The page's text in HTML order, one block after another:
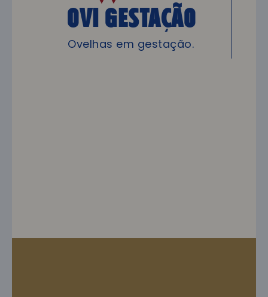
OVI Gestação
Ovelhas em gestação.